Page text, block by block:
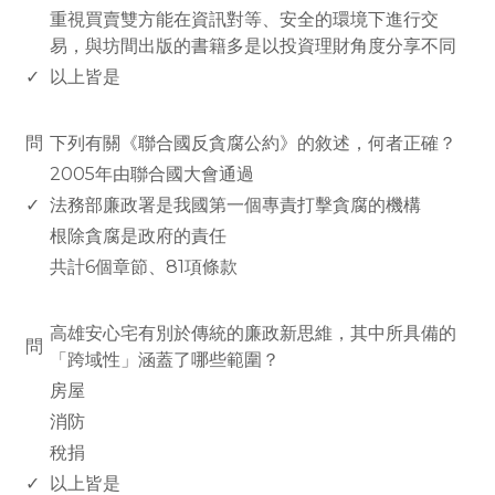
重視買賣雙方能在資訊對等、安全的環境下進行交
易，與坊間出版的書籍多是以投資理財角度分享不同
✓
以上皆是
問 下列有關《聯合國反貪腐公約》的敘述，何者正確？
2005年由聯合國大會通過
✓ 法務部廉政署是我國第一個專責打擊貪腐的機構
根除貪腐是政府的責任
共計6個章節、81項條款
問
高雄安心宅有別於傳統的廉政新思維，其中所具備的
「跨域性」涵蓋了哪些範圍？
房屋
消防
稅捐
✓
以上皆是